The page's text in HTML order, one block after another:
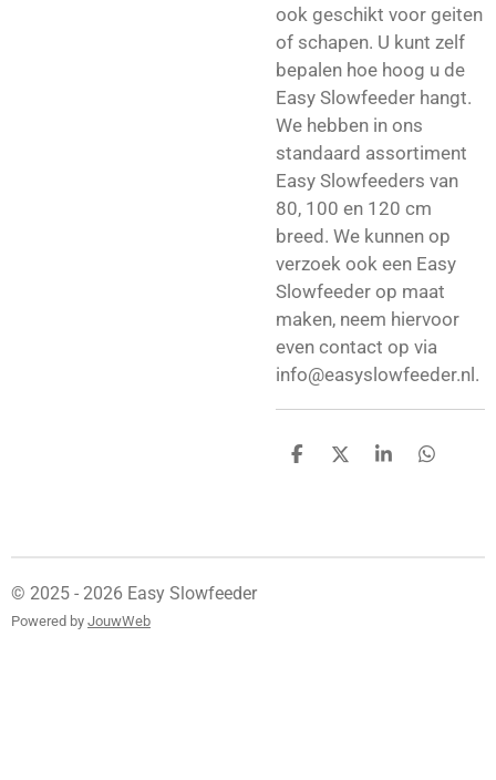
ook geschikt voor geiten
of schapen. U kunt zelf
bepalen hoe hoog u de
Easy Slowfeeder hangt.
We hebben in ons
standaard assortiment
Easy Slowfeeders van
80, 100 en 120 cm
breed. We kunnen op
verzoek ook een Easy
Slowfeeder op maat
maken, neem hiervoor
even contact op via
info@easyslowfeeder.nl.
D
D
S
D
© 2025 - 2026 Easy Slowfeeder
Powered by JouwWeb